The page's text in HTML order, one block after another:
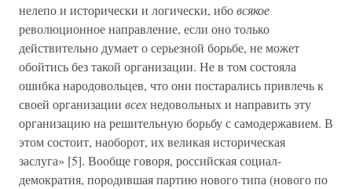
нелепо и исторически и логически, ибовсякое
революционное направление, если оно только
действительно думает о серьезной борьбе, не может
обойтись без такой организации. Не в том состояла
ошибка народовольцев, что они постарались привлечь к
своей организации всехнедовольных и направить эту
организацию на решительную борьбу с самодержавием. В
этом состоит, наоборот, их великая историческая
заслуга» [5]. Вообще говоря, российская социал-
демократия, породившая партию нового типа (нового по